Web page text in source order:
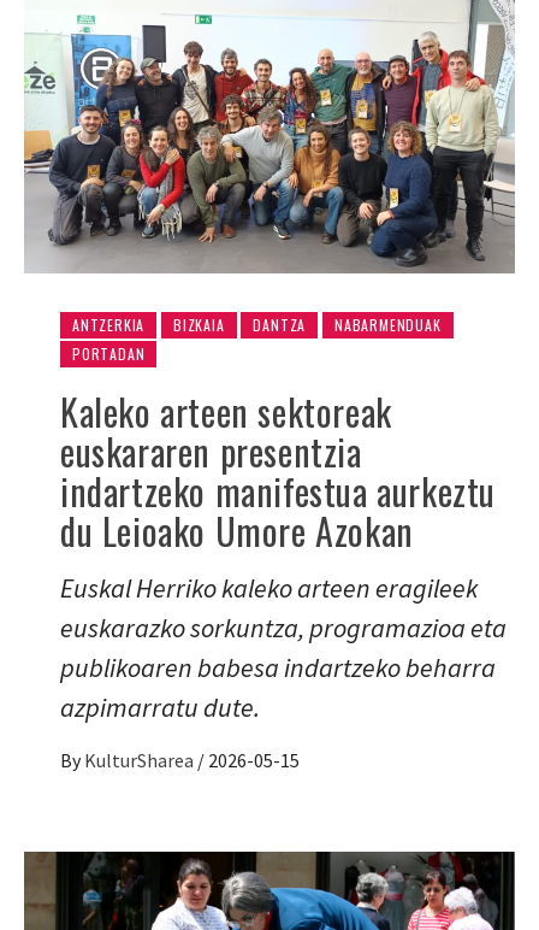
ANTZERKIA BIZKAIA DANTZA
NABARMENDUAK
PORTADAN
Kaleko arteen sektoreak
euskararen presentzia
indartzeko manifestua aurkeztu
du Leioako Umore Azokan
Euskal Herriko kaleko arteen eragileek
euskarazko sorkuntza, programazioa eta
publikoaren babesa indartzeko beharra
azpimarratu dute.
By KulturSharea / 2026-05-15